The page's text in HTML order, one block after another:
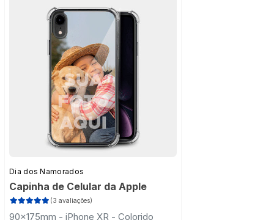
Dia dos Namorados
Capinha de Celular da Apple
(3 avaliações)
90x175mm - iPhone XR - Colorido